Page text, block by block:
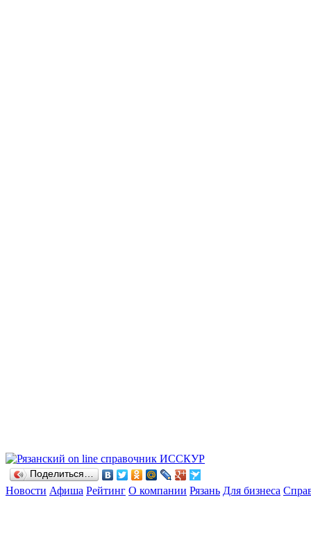
Поделиться…
Новости Афиша Рейтинг О компании Рязань Для бизнеса